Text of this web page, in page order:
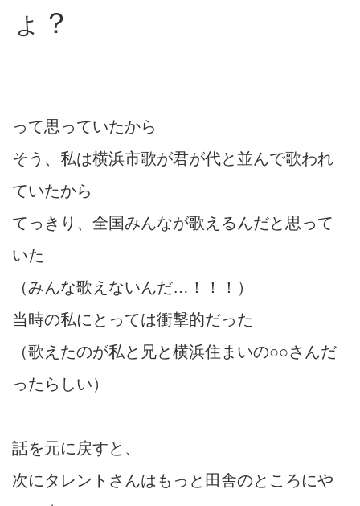
ょ？
って思っていたから
そう、私は横浜市歌が君が代と並んで歌われ
ていたから
てっきり、全国みんなが歌えるんだと思って
いた
（みんな歌えないんだ…！！！）
当時の私にとっては衝撃的だった
（歌えたのが私と兄と横浜住まいの○○さんだ
ったらしい）
話を元に戻すと、
次にタレントさんはもっと田舎のところにや